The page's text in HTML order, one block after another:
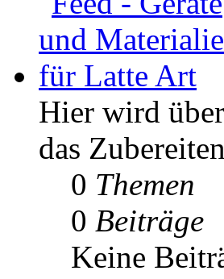
Hier wird
das
0 Themen
0 Beiträge
Keine